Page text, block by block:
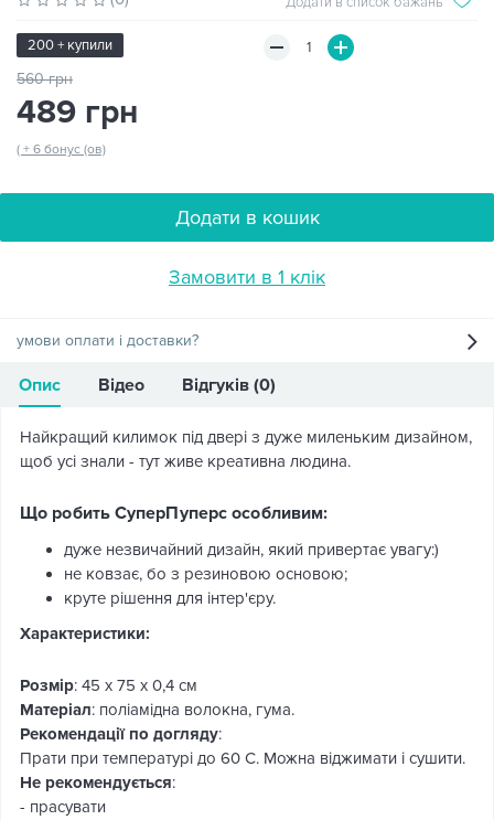
200 + купили
560 грн
489 грн
( + 6 бонус (ов)
Додати в кошик
Замовити в 1 клік
умови оплати і доставки?
Опис Відео Відгуків (0)
Найкращий килимок під двері з дуже миленьким дизайном,
щоб усі знали - тут живе креативна людина.
Що робить СуперПуперс особливим:
дуже незвичайний дизайн, який привертає увагу:)
не ковзає, бо з резиновою основою;
круте рішення для інтер'єру.
Характеристики:
Розмір: 45 х 75 х 0,4 см
Матеріал: поліамідна волокна, гума.
Рекомендації по догляду:
Прати при температурі до 60 С. Можна віджимати і сушити.
Не рекомендується:
- прасувати